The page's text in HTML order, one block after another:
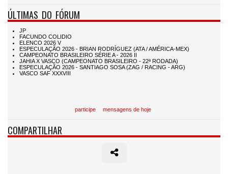
ÚLTIMAS DO FÓRUM
participe mensagens de hoje
COMPARTILHAR